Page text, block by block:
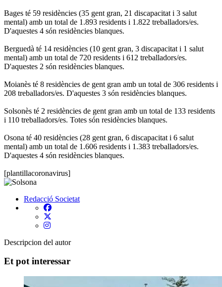
Bages té 59 residències (35 gent gran, 21 discapacitat i 3 salut
mental) amb un total de 1.893 residents i 1.822 treballadors/es.
D'aquestes 4 són residències blanques.
Berguedà té 14 residències (10 gent gran, 3 discapacitat i 1 salut
mental) amb un total de 720 residents i 612 treballadors/es.
D'aquestes 2 són residències blanques.
Moianès té 8 residències de gent gran amb un total de 306 residents i
208 treballadors/es. D'aquestes 3 són residències blanques.
Solsonès té 2 residències de gent gran amb un total de 133 residents
i 110 treballadors/es. Totes són residències blanques.
Osona té 40 residències (28 gent gran, 6 discapacitat i 6 salut
mental) amb un total de 1.606 residents i 1.383 treballadors/es.
D'aquestes 4 són residències blanques.
[plantillacoronavirus]
Redacció Societat
Descripcion del autor
Et pot interessar